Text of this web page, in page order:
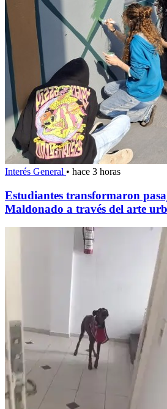
Interés General • hace 3 horas
Estudiantes transformaron
Maldonado a través del arte